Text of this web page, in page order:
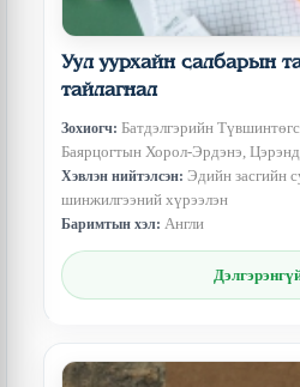
Уул уурхайн салбарын
тайлагнал
Зохиогч: Батдэлгэрийн
Баярцогтын Хорол-Эрдэнэ,
Хэвлэн нийтэлсэн: Эдийн засгийн
шинжилгээний хүрээлэн
Баримтын хэл: Англи